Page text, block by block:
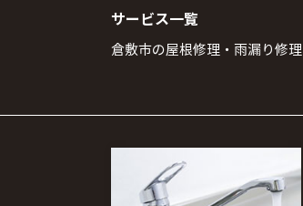
サービス一覧
倉敷市の屋根修理・雨漏り修理